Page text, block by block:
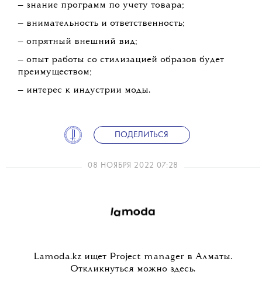
— знание программ по учету товара;
— внимательность и ответственность;
— опрятный внешний вид;
— опыт работы со стилизацией образов будет
преимуществом;
— интерес к индустрии моды.
ПОДЕЛИТЬСЯ
08 НОЯБРЯ 2022 07:28
Lamoda.kz ищет Project manager в Алматы.
Откликнуться можно здесь.